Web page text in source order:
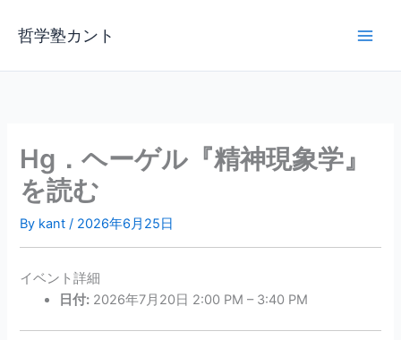
ス
哲学塾カント
Hg．ヘーゲル『精神現象学』
を読む
By kant/ 2026年6月25日
イベント詳細
日付: 2026年7月20日 2:00 PM – 3:40 PM